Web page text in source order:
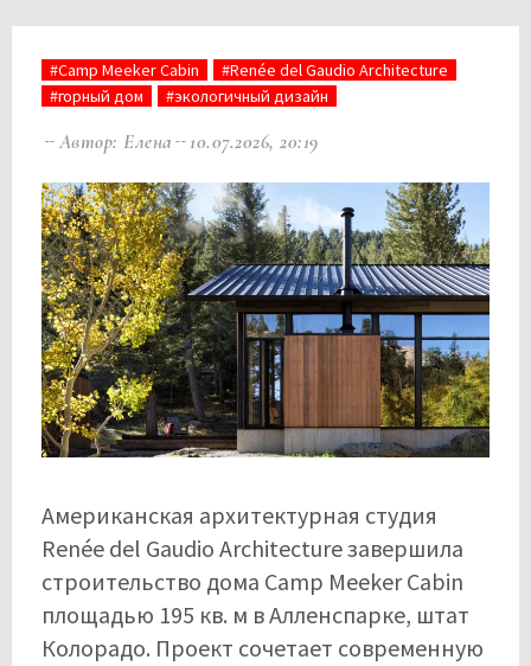
#Camp Meeker Cabin
#Renée del Gaudio Architecture
#горный дом
#экологичный дизайн
Автор: Елена 10.07.2026, 20:19
Американская архитектурная студия
Renée del Gaudio Architecture завершила
строительство дома Camp Meeker Cabin
площадью 195 кв. м в Алленспарке, штат
Колорадо. Проект сочетает современную